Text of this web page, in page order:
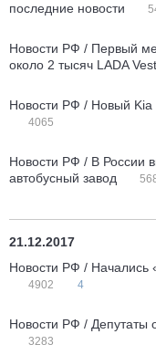
последние новости
Новости РФ / Первый
около 2 тысяч LADA
Новости РФ / Новый
4065
Новости РФ / В России
автобусный завод
21.12.2017
Новости РФ / Начались
4902 4
Новости РФ / Депутаты
3283